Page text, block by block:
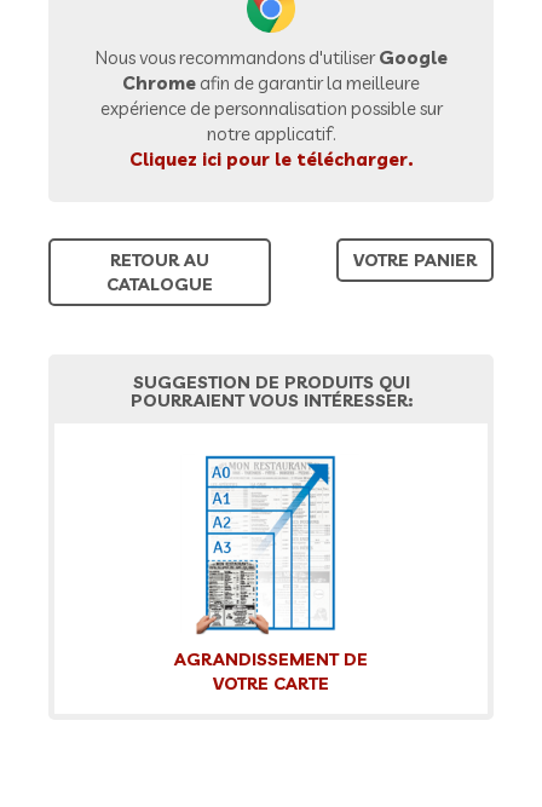
Nous vous recommandons d'utiliserGoogle
Chrome afin de garantir la meilleure
expérience de personnalisation possible sur
notre applicatif.
Cliquez ici pour le télécharger.
RETOUR AU
CATALOGUE
VOTRE PANIER
SUGGESTION DE PRODUITS QUI
POURRAIENT VOUS INTÉRESSER:
AGRANDISSEMENT DE
VOTRE CARTE